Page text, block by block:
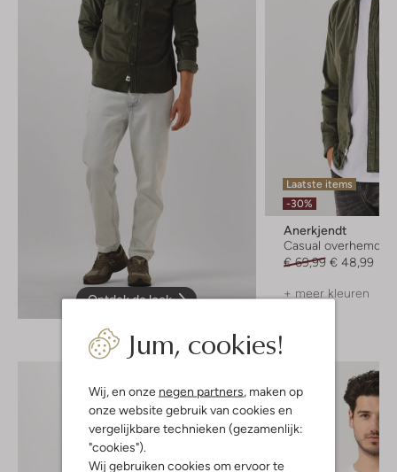
Jum, cookies!
Wij, en onze negen partners, maken op
onze website gebruik van cookies en
vergelijkbare technieken (gezamenlijk:
"cookies").
Wij gebruiken cookies om ervoor te
Ontdek de look
Laatste items
-30%
Anerkjendt
Casual overhemd
€ 69,99 € 48,99
+ meer kleuren